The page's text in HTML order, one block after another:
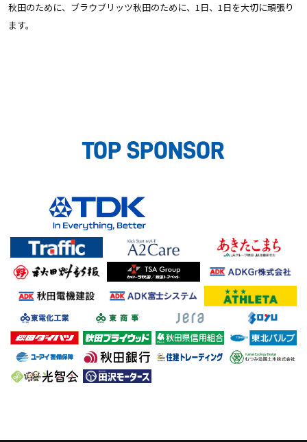
秋田のために、ブラウブリッツ秋田のために、1日、1日を大切に頑張り
ます。
TOP SPONSOR